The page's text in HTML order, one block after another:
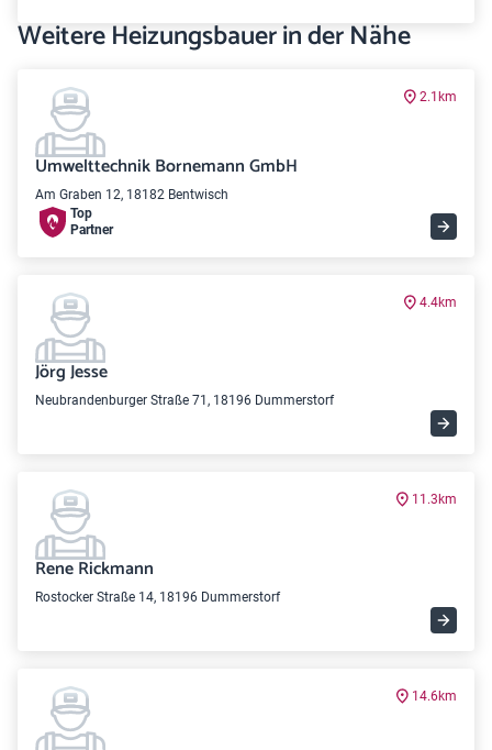
Weitere Heizungsbauer in der Nähe
2.1km
Umwelttechnik Bornemann GmbH
Am Graben 12, 18182 Bentwisch
Top
Partner
4.4km
Jörg Jesse
Neubrandenburger Straße 71, 18196 Dummerstorf
11.3km
Rene Rickmann
Rostocker Straße 14, 18196 Dummerstorf
14.6km